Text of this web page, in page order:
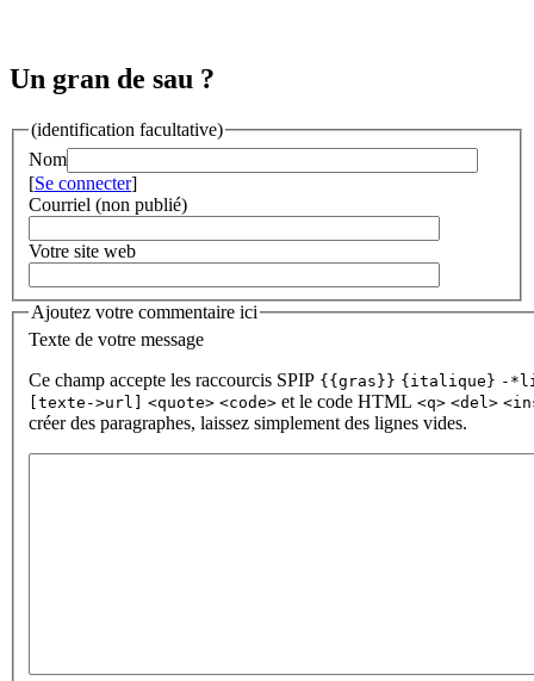
Un gran de sau ?
(identification facultative)
Nom
[Se connecter]
Courriel (non publié)
Votre site web
Ajoutez votre commentaire ici
Texte de votre message
Ce champ accepte les raccourcis SPIP {{gras}} {italique} -
[texte->url]
<quote> <code> et le code HTML <q> <del>
créer des paragraphes, laissez simplement des lignes vides.